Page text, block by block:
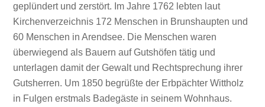
geplündert und zerstört. Im Jahre 1762 lebten laut
Kirchenverzeichnis 172 Menschen in Brunshaupten und
60 Menschen in Arendsee. Die Menschen waren
überwiegend als Bauern auf Gutshöfen tätig und
unterlagen damit der Gewalt und Rechtsprechung ihrer
Gutsherren. Um 1850 begrüßte der Erbpächter Wittholz
in Fulgen erstmals Badegäste in seinem Wohnhaus.